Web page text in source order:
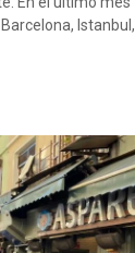
Istanbul,